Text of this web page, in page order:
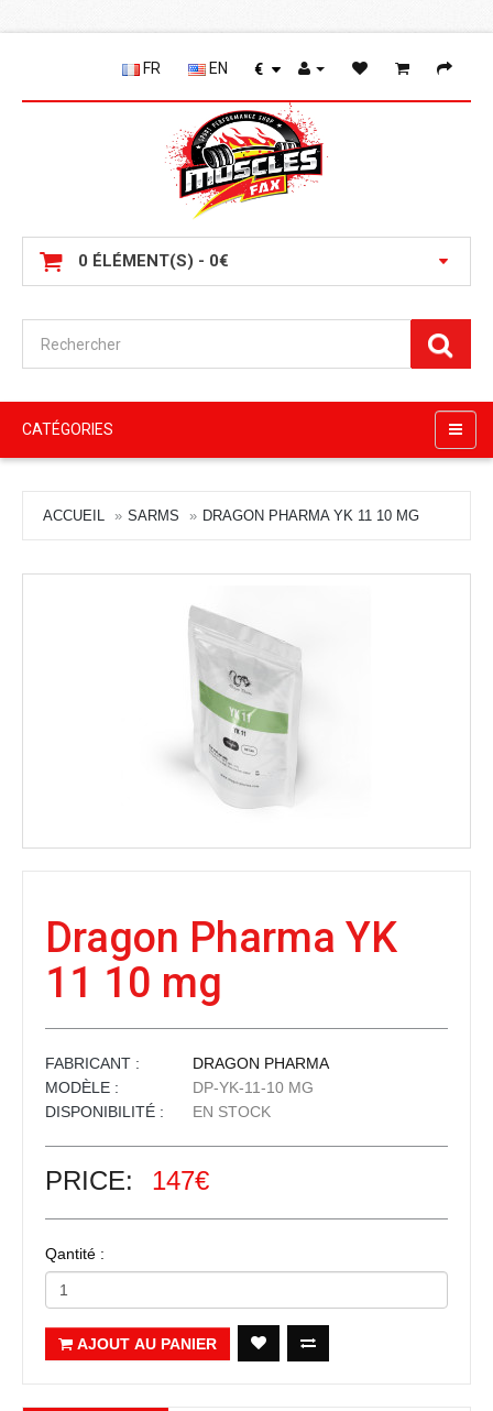
FR EN €
0 ÉLÉMENT(S) - 0€
CATÉGORIES
ACCUEIL SARMS DRAGON PHARMA YK 11 10 MG
Dragon Pharma YK
11 10 mg
FABRICANT :
DRAGON PHARMA
MODÈLE :
DP-YK-11-10 MG
DISPONIBILITÉ :
EN STOCK
PRICE: 147€
Qantité :
AJOUT AU PANIER